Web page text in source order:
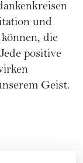
und
die
positive
Geist.